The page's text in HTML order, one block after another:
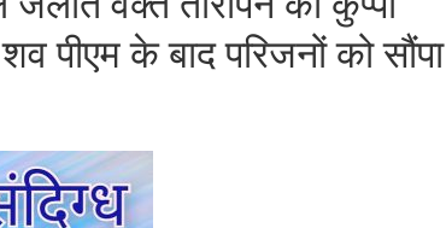
पीएम के बाद परिजनों को सौंपा